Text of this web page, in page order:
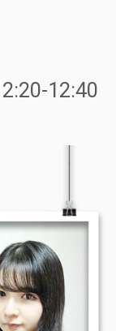
12:40